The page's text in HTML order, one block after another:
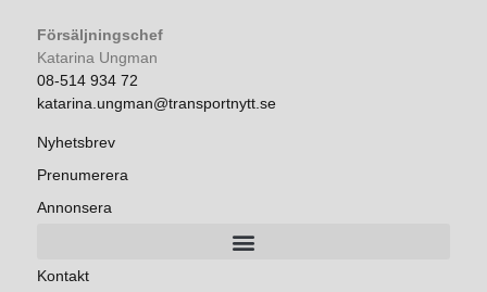
Försäljningschef
Katarina Ungman
08-514 934 72
katarina.ungman@transportnytt.se
Nyhetsbrev
Prenumerera
Annonsera
Kontakt